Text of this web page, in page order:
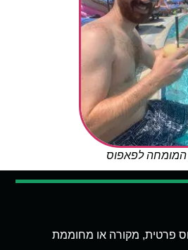
המומחה לפאפוס
פרטית, מקורה או מחוממת